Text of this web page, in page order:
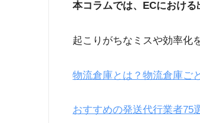
本コラムでは、ECにおける
起こりがちなミスや効率化
物流倉庫とは？物流倉庫ご
おすすめの発送代行業者75